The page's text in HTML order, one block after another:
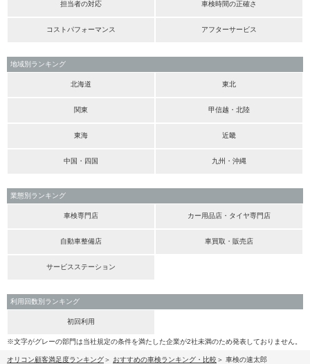
担当者の対応 車検時間の正確さ
コストパフォーマンス アフターサービス
地域別ランキング
北海道 東北
関東 甲信越・北陸
東海 近畿
中国・四国 九州・沖縄
業態別ランキング
車検専門店 カー用品店・タイヤ専門店
自動車整備店 車買取・販売店
サービスステーション
利用回数別ランキング
初回利用
※文字がグレーの部門は当社規定の条件を満たした企業が2社未満のため発表しておりません。
オリコン顧客満足度ランキング おすすめの車検ランキング・比較 車検の速太郎